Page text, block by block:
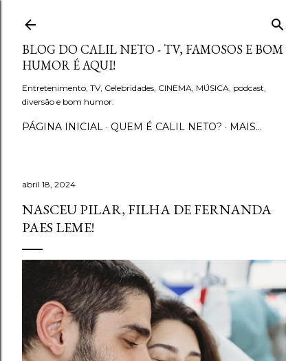
Pular para o conteúdo principal
BLOG DO CALIL NETO - TV, FAMOSOS E BOM
HUMOR É AQUI!
Entretenimento, TV, Celebridades, CINEMA, MÚSICA, podcast,
diversão e bom humor.
PÁGINA INICIAL QUEM É CALIL NETO? MAIS…
abril 18, 2024
NASCEU PILAR, FILHA DE FERNANDA
PAES LEME!